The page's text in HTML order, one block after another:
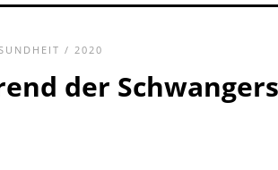
/ 2020
der